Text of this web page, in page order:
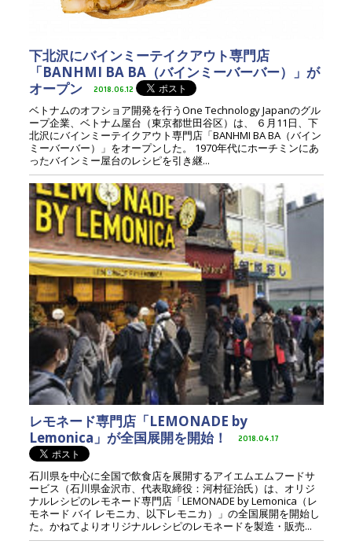
下北沢にバインミーテイクアウト専門店
「BANHMI BA BA（バインミーバーバー）」が
オープン
2018.06.12
ベトナムのオフショア開発を行うOne Technology Japanのグル
ープ企業、ベトナム屋台（東京都世田谷区）は、 ６月11日、下
北沢にバインミーテイクアウト専門店「BANHMI BA BA（バイン
ミーバーバー）」をオープンした。 1970年代にホーチミンにあ
ったバインミー屋台のレシピを引き継...
レモネード専門店「LEMONADE by
Lemonica」が全国展開を開始！
2018.04.17
石川県を中心に全国で飲食店を展開するアイエムエムフードサ
ービス（石川県金沢市、代表取締役：河村征治氏）は、オリジ
ナルレシピのレモネード専門店「LEMONADE by Lemonica（レ
モネード バイ レモニカ、以下レモニカ）」の全国展開を開始し
た。かねてよりオリジナルレシピのレモネードを製造・販売...